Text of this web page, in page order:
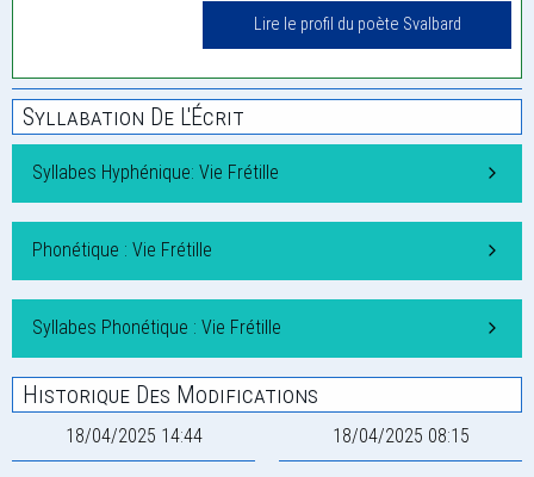
Lire le profil du poète Svalbard
Syllabation De L'Écrit
Syllabes Hyphénique: Vie Frétille
Phonétique : Vie Frétille
Syllabes Phonétique : Vie Frétille
Historique Des Modifications
18/04/2025 14:44 18/04/2025 08:15